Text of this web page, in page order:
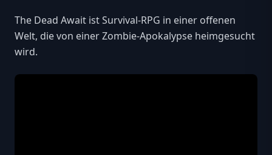
The Dead Await ist Survival-RPG in einer offenen
Welt, die von einer Zombie-Apokalypse heimgesucht
wird.